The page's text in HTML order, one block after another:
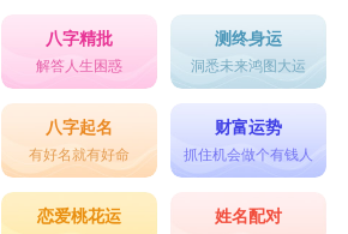
八字精批
解答人生困惑
测终身运
洞悉未来鸿图大运
八字起名
有好名就有好命
财富运势
抓住机会做个有钱人
恋爱桃花运 姓名配对